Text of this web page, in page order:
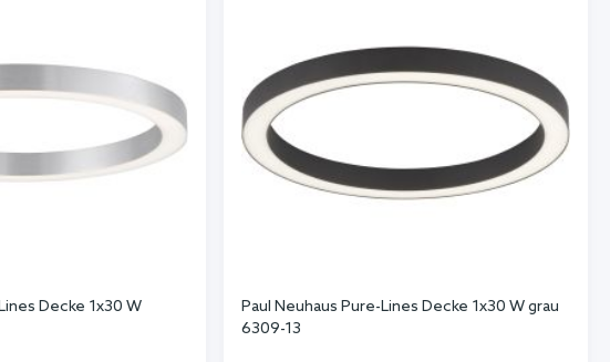
Decke 1x30 W
Paul Neuhaus Pure-Lines Decke 1x30 W grau
6309-13